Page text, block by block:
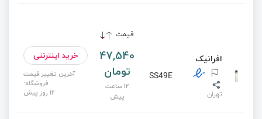
قیمت
افرانیک
تهران
SS49E
47,540
تومان
12 ساعت
پیش
خرید اینترنتی
آخرین تغییر قیمت
فروشگاه:
12 روز پیش